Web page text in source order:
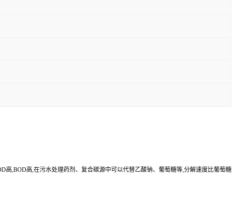
高,BOD高,在污水处理药剂、复合碳源中可以代替乙酸钠、葡萄糖等,分解速度比葡萄糖